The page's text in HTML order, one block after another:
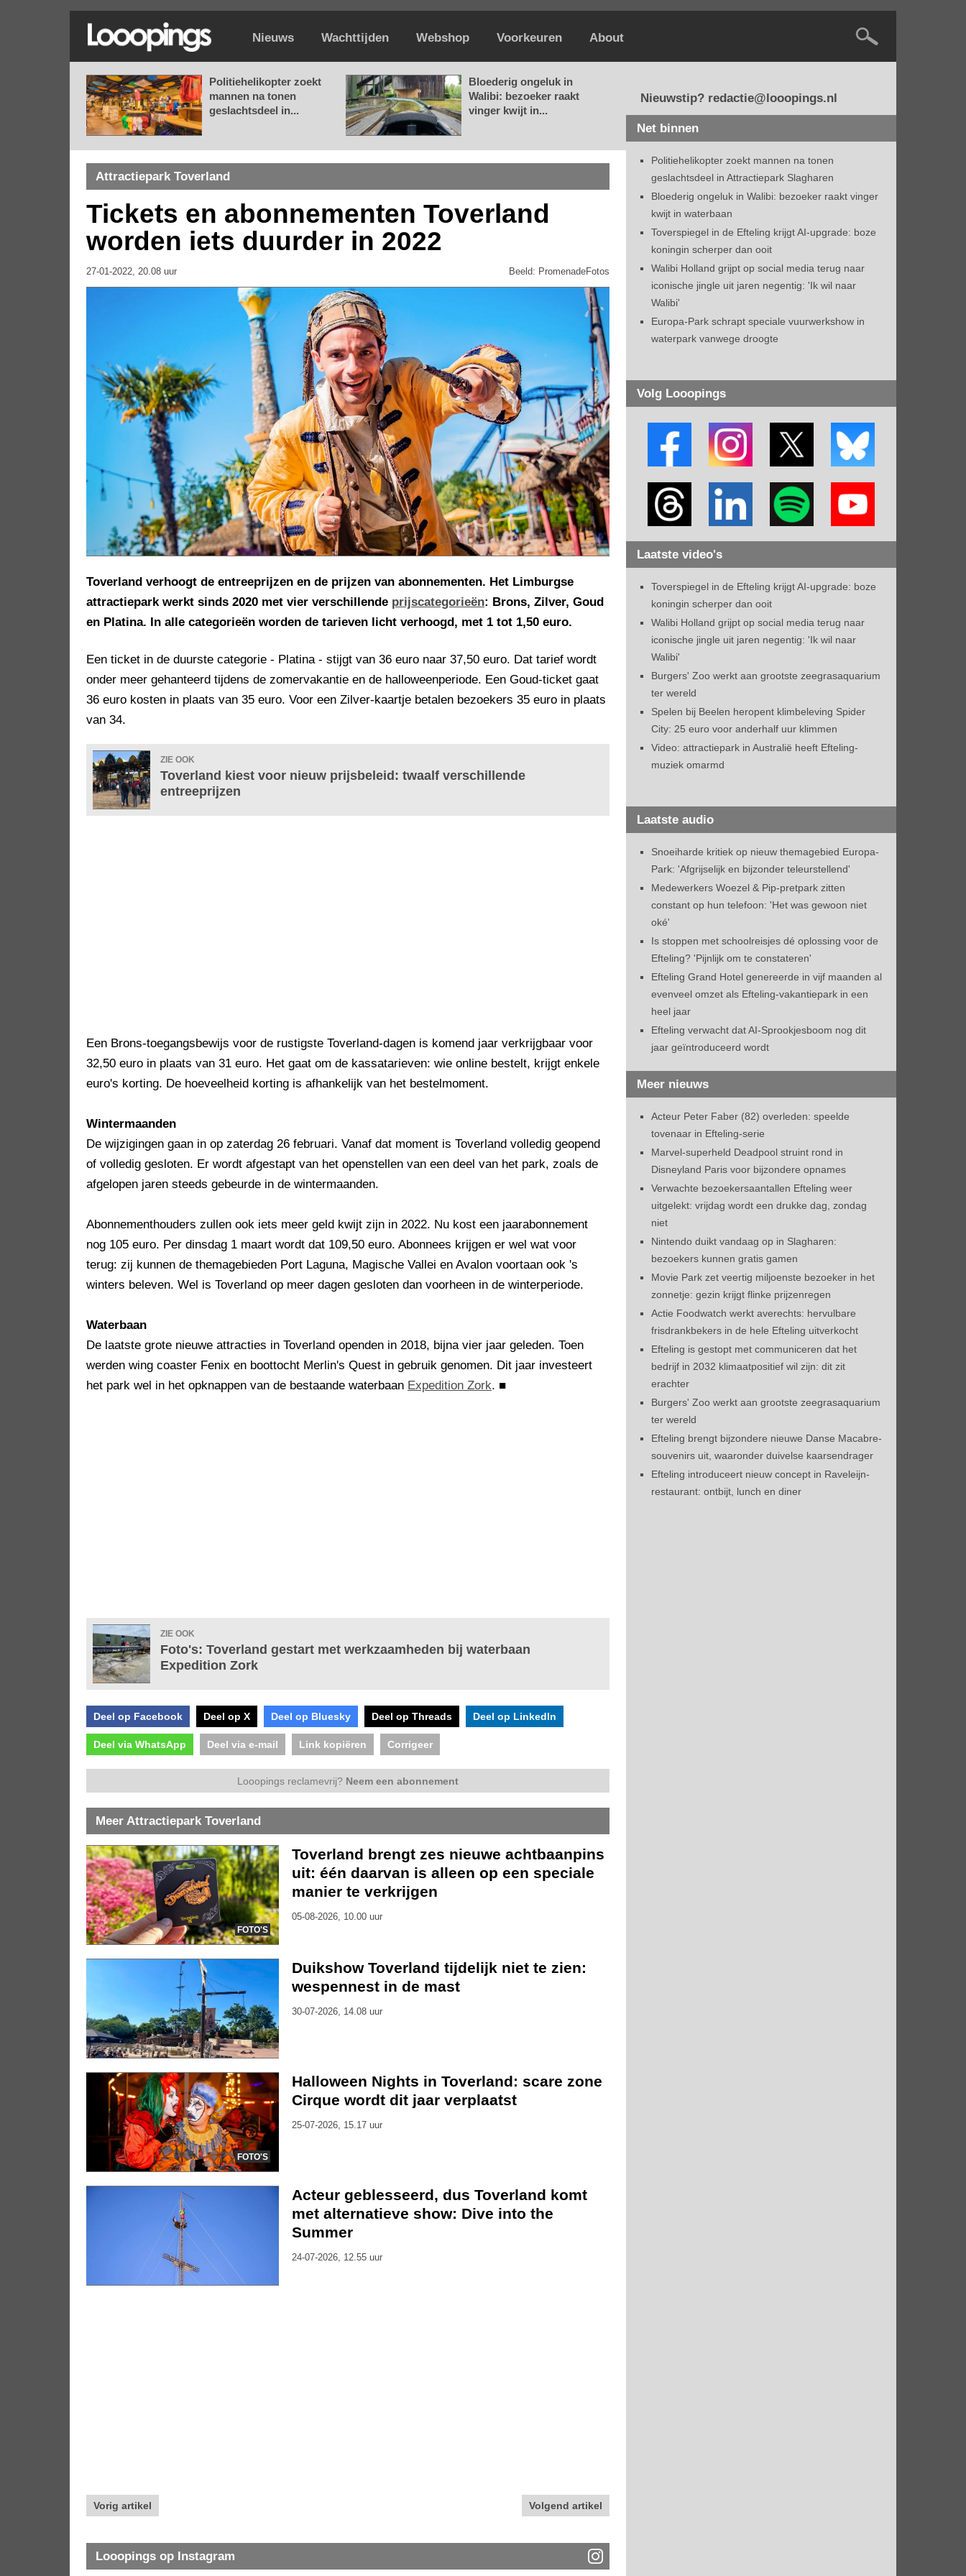
Nieuws Wachttijden Webshop Voorkeuren About
Politiehelikopter zoekt
mannen na tonen
geslachtsdeel in...
Bloederig ongeluk in
Walibi: bezoeker raakt
vinger kwijt in...
Attractiepark Toverland
Tickets en abonnementen Toverland
worden iets duurder in 2022
27-01-2022, 20.08 uur Beeld: PromenadeFotos
Toverland verhoogt de entreeprijzen en de prijzen van abonnementen. Het Limburgse
attractiepark werkt sinds 2020 met vier verschillende prijscategorieën: Brons, Zilver, Goud
en Platina. In alle categorieën worden de tarieven licht verhoogd, met 1 tot 1,50 euro.
Een ticket in de duurste categorie - Platina - stijgt van 36 euro naar 37,50 euro. Dat tarief wordt
onder meer gehanteerd tijdens de zomervakantie en de halloweenperiode. Een Goud-ticket gaat
36 euro kosten in plaats van 35 euro. Voor een Zilver-kaartje betalen bezoekers 35 euro in plaats
van 34.
ZIE OOK
Toverland kiest voor nieuw prijsbeleid: twaalf verschillende
entreeprijzen
Een Brons-toegangsbewijs voor de rustigste Toverland-dagen is komend jaar verkrijgbaar voor
32,50 euro in plaats van 31 euro. Het gaat om de kassatarieven: wie online bestelt, krijgt enkele
euro's korting. De hoeveelheid korting is afhankelijk van het bestelmoment.
Wintermaanden
De wijzigingen gaan in op zaterdag 26 februari. Vanaf dat moment is Toverland volledig geopend
of volledig gesloten. Er wordt afgestapt van het openstellen van een deel van het park, zoals de
afgelopen jaren steeds gebeurde in de wintermaanden.
Abonnementhouders zullen ook iets meer geld kwijt zijn in 2022. Nu kost een jaarabonnement
nog 105 euro. Per dinsdag 1 maart wordt dat 109,50 euro. Abonnees krijgen er wel wat voor
terug: zij kunnen de themagebieden Port Laguna, Magische Vallei en Avalon voortaan ook 's
winters beleven. Wel is Toverland op meer dagen gesloten dan voorheen in de winterperiode.
Waterbaan
De laatste grote nieuwe attracties in Toverland openden in 2018, bijna vier jaar geleden. Toen
werden wing coaster Fenix en boottocht Merlin's Quest in gebruik genomen. Dit jaar investeert
het park wel in het opknappen van de bestaande waterbaan Expedition Zork. ■
ZIE OOK
Foto's: Toverland gestart met werkzaamheden bij waterbaan
Expedition Zork
Deel op Facebook Deel op X Deel op Bluesky Deel op Threads Deel op LinkedIn
Deel via WhatsApp Deel via e-mail Link kopiëren Corrigeer
Looopings reclamevrij? Neem een abonnement
Meer Attractiepark Toverland
FOTO'S
Toverland brengt zes nieuwe achtbaanpins
uit: één daarvan is alleen op een speciale
manier te verkrijgen
05-08-2026, 10.00 uur
Duikshow Toverland tijdelijk niet te zien:
wespennest in de mast
30-07-2026, 14.08 uur
FOTO'S
Halloween Nights in Toverland: scare zone
Cirque wordt dit jaar verplaatst
25-07-2026, 15.17 uur
Acteur geblesseerd, dus Toverland komt
met alternatieve show: Dive into the
Summer
24-07-2026, 12.55 uur
Vorig artikel Volgend artikel
Looopings op Instagram
Nieuwstip? redactie@looopings.nl
Net binnen
Politiehelikopter zoekt mannen na tonen
geslachtsdeel in Attractiepark Slagharen
Bloederig ongeluk in Walibi: bezoeker raakt vinger
kwijt in waterbaan
Toverspiegel in de Efteling krijgt AI-upgrade: boze
koningin scherper dan ooit
Walibi Holland grijpt op social media terug naar
iconische jingle uit jaren negentig: 'Ik wil naar
Walibi'
Europa-Park schrapt speciale vuurwerkshow in
waterpark vanwege droogte
Volg Looopings
Laatste video's
Toverspiegel in de Efteling krijgt AI-upgrade: boze
koningin scherper dan ooit
Walibi Holland grijpt op social media terug naar
iconische jingle uit jaren negentig: 'Ik wil naar
Walibi'
Burgers' Zoo werkt aan grootste zeegrasaquarium
ter wereld
Spelen bij Beelen heropent klimbeleving Spider
City: 25 euro voor anderhalf uur klimmen
Video: attractiepark in Australië heeft Efteling-
muziek omarmd
Laatste audio
Snoeiharde kritiek op nieuw themagebied Europa-
Park: 'Afgrijselijk en bijzonder teleurstellend'
Medewerkers Woezel & Pip-pretpark zitten
constant op hun telefoon: 'Het was gewoon niet
oké'
Is stoppen met schoolreisjes dé oplossing voor de
Efteling? 'Pijnlijk om te constateren'
Efteling Grand Hotel genereerde in vijf maanden al
evenveel omzet als Efteling-vakantiepark in een
heel jaar
Efteling verwacht dat AI-Sprookjesboom nog dit
jaar geïntroduceerd wordt
Meer nieuws
Acteur Peter Faber (82) overleden: speelde
tovenaar in Efteling-serie
Marvel-superheld Deadpool struint rond in
Disneyland Paris voor bijzondere opnames
Verwachte bezoekersaantallen Efteling weer
uitgelekt: vrijdag wordt een drukke dag, zondag
niet
Nintendo duikt vandaag op in Slagharen:
bezoekers kunnen gratis gamen
Movie Park zet veertig miljoenste bezoeker in het
zonnetje: gezin krijgt flinke prijzenregen
Actie Foodwatch werkt averechts: hervulbare
frisdrankbekers in de hele Efteling uitverkocht
Efteling is gestopt met communiceren dat het
bedrijf in 2032 klimaatpositief wil zijn: dit zit
erachter
Burgers' Zoo werkt aan grootste zeegrasaquarium
ter wereld
Efteling brengt bijzondere nieuwe Danse Macabre-
souvenirs uit, waaronder duivelse kaarsendrager
Efteling introduceert nieuw concept in Raveleijn-
restaurant: ontbijt, lunch en diner